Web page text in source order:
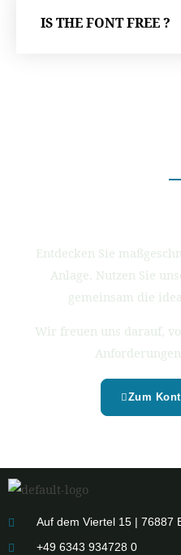
IS THE FONT FREE ?
Entdecken Sie
Anlage. Nutzen Sie
gemeinsam die
Wir freuen uns darauf,
Zum
Auf dem Viertel 15 | 76887
+49 6343 934728 0